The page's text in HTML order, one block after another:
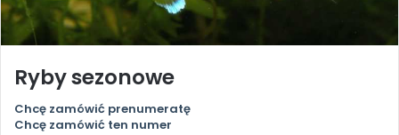
Ryby sezonowe
Chcę zamówić prenumeratę
Chcę zamówić ten numer